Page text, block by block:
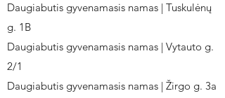
Daugiabutis gyvenamasis namas | Tuskulėnų
g. 1B
Daugiabutis gyvenamasis namas | Vytauto g.
2/1
Daugiabutis gyvenamasis namas | Žirgo g. 3a